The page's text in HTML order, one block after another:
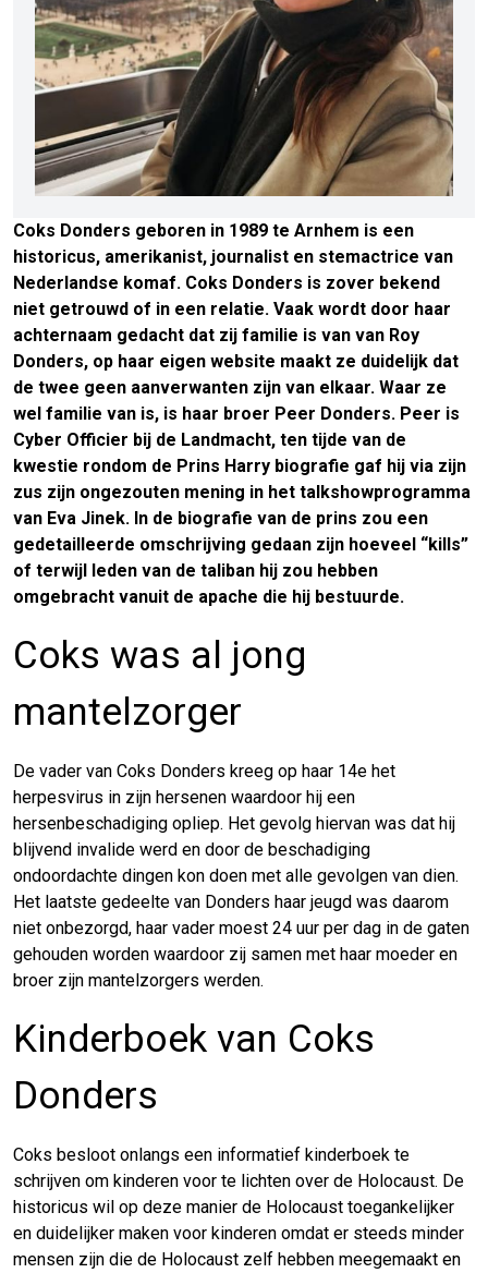
Coks Donders geboren in 1989 te Arnhem is een
historicus, amerikanist, journalist en stemactrice van
Nederlandse komaf. Coks Donders is zover bekend
niet getrouwd of in een relatie. Vaak wordt door haar
achternaam gedacht dat zij familie is van van Roy
Donders, op haar eigen website maakt ze duidelijk dat
de twee geen aanverwanten zijn van elkaar. Waar ze
wel familie van is, is haar broer Peer Donders. Peer is
Cyber Officier bij de Landmacht, ten tijde van de
kwestie rondom de Prins Harry biografie gaf hij via zijn
zus zijn ongezouten mening in het talkshowprogramma
van Eva Jinek. In de biografie van de prins zou een
gedetailleerde omschrijving gedaan zijn hoeveel “kills”
of terwijl leden van de taliban hij zou hebben
omgebracht vanuit de apache die hij bestuurde.
Coks was al jong
mantelzorger
De vader van Coks Donders kreeg op haar 14e het
herpesvirus in zijn hersenen waardoor hij een
hersenbeschadiging opliep. Het gevolg hiervan was dat hij
blijvend invalide werd en door de beschadiging
ondoordachte dingen kon doen met alle gevolgen van dien.
Het laatste gedeelte van Donders haar jeugd was daarom
niet onbezorgd, haar vader moest 24 uur per dag in de gaten
gehouden worden waardoor zij samen met haar moeder en
broer zijn mantelzorgers werden.
Kinderboek van Coks
Donders
Coks besloot onlangs een informatief kinderboek te
schrijven om kinderen voor te lichten over de Holocaust. De
historicus wil op deze manier de Holocaust toegankelijker
en duidelijker maken voor kinderen omdat er steeds minder
mensen zijn die de Holocaust zelf hebben meegemaakt en